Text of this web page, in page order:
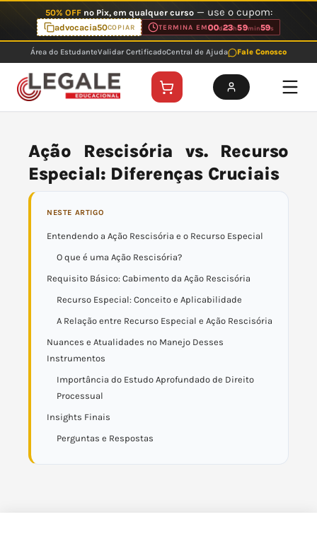
o
conteúdo
50% OFFno Pix, em qualquer curso— use o cupom:
advocacia50COPIAR TERMINA EM00d23h59min59s
Área do EstudanteValidar CertificadoCentral de Ajuda Fale Conosco
Ação Rescisória vs. Recurso
Especial: Diferenças Cruciais
NESTE ARTIGO
Entendendo a Ação Rescisória e o Recurso Especial
O que é uma Ação Rescisória?
Requisito Básico: Cabimento da Ação Rescisória
Recurso Especial: Conceito e Aplicabilidade
A Relação entre Recurso Especial e Ação Rescisória
Nuances e Atualidades no Manejo Desses
Instrumentos
Importância do Estudo Aprofundado de Direito
Processual
Insights Finais
Perguntas e Respostas